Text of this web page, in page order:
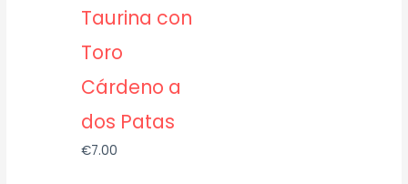
Taurina con
Toro
Cárdeno a
dos Patas
€7.00